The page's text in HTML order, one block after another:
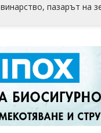
пазарът на